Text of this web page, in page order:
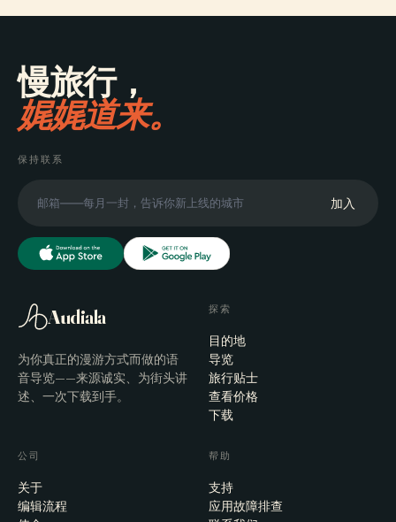
慢旅行，
娓娓道来。
保持联系
音导览——来源诚实、为街头讲
述、一次下载到手。
探索
目的地
旅行贴士
查看价格